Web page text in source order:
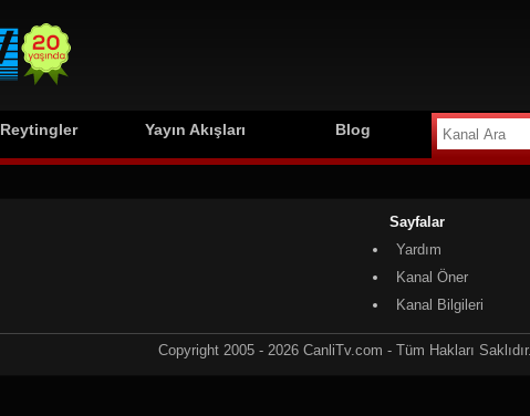
Reytingler Yayın Akışları Blog
Sayfalar
Yardım
Kanal Öner
Kanal Bilgileri
Copyright 2005 - 2026 CanliTv.com - Tüm Hakları Saklıdır.